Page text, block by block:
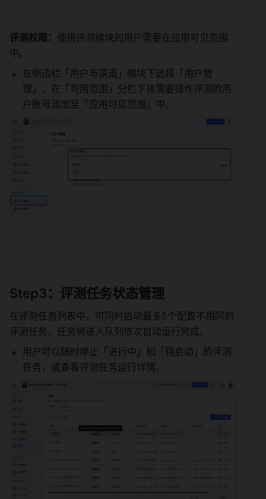
评测权限： 使用评测模块的用户需要在应用可见范围
中。
在侧边栏「用户与渠道」模块下选择「用户管
理」，在「可用范围」分栏下将需要操作评测的用
户账号添加至「应用可见范围」中。
Step3：评测任务状态管理
在评测任务列表中，可同时启动最多5个配置不相同的
评测任务，任务将进入队列依次自动运行完成。
用户可以随时停止「进行中」和「待启动」的评测
任务，或查看评测任务运行详情。